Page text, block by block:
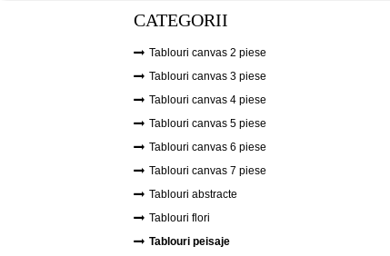
CATEGORII
Tablouri canvas 2 piese
Tablouri canvas 3 piese
Tablouri canvas 4 piese
Tablouri canvas 5 piese
Tablouri canvas 6 piese
Tablouri canvas 7 piese
Tablouri abstracte
Tablouri flori
Tablouri peisaje